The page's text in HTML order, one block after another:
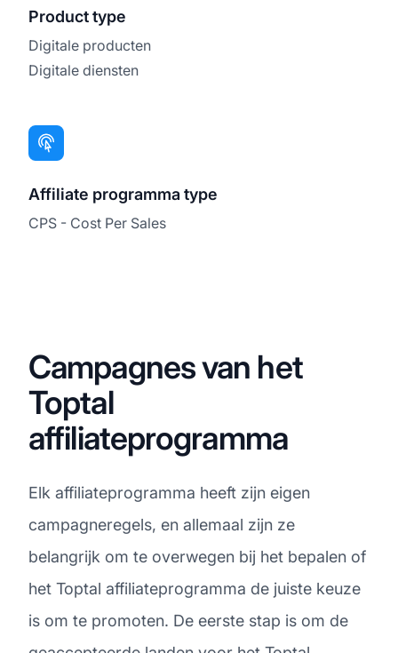
Product type
Digitale producten
Digitale diensten
Affiliate programma type
CPS - Cost Per Sales
Campagnes van het
Toptal
affiliateprogramma
Elk affiliateprogramma heeft zijn eigen
campagneregels, en allemaal zijn ze
belangrijk om te overwegen bij het bepalen of
het Toptal affiliateprogramma de juiste keuze
is om te promoten. De eerste stap is om de